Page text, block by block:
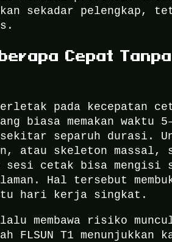
sekadar pelengkap,
Cepat
pada kecepatan
biasa memakan waktu
separuh durasi.
atau skeleton
cetak bisa mengisi
Hal tersebut
hari kerja singkat.
membawa risiko
FLSUN T1